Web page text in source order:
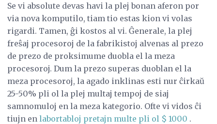
Se vi absolute devas havi la plej bonan aferon por
via nova komputilo, tiam tio estas kion vi volas
rigardi. Tamen, ĝi kostos al vi. Ĝenerale, la plej
freŝaj procesoroj de la fabrikistoj alvenas al prezo
de prezo de proksimume duobla el la meza
procesoroj. Dum la prezo superas duoblan el la
meza procesoroj, la agado inklinas esti nur ĉirkaŭ
25-50% pli ol la plej multaj tempoj de siaj
samnomuloj en la meza kategorio. Ofte vi vidos ĉi
tiujn en labortabloj pretajn multe pli ol $ 1000 .